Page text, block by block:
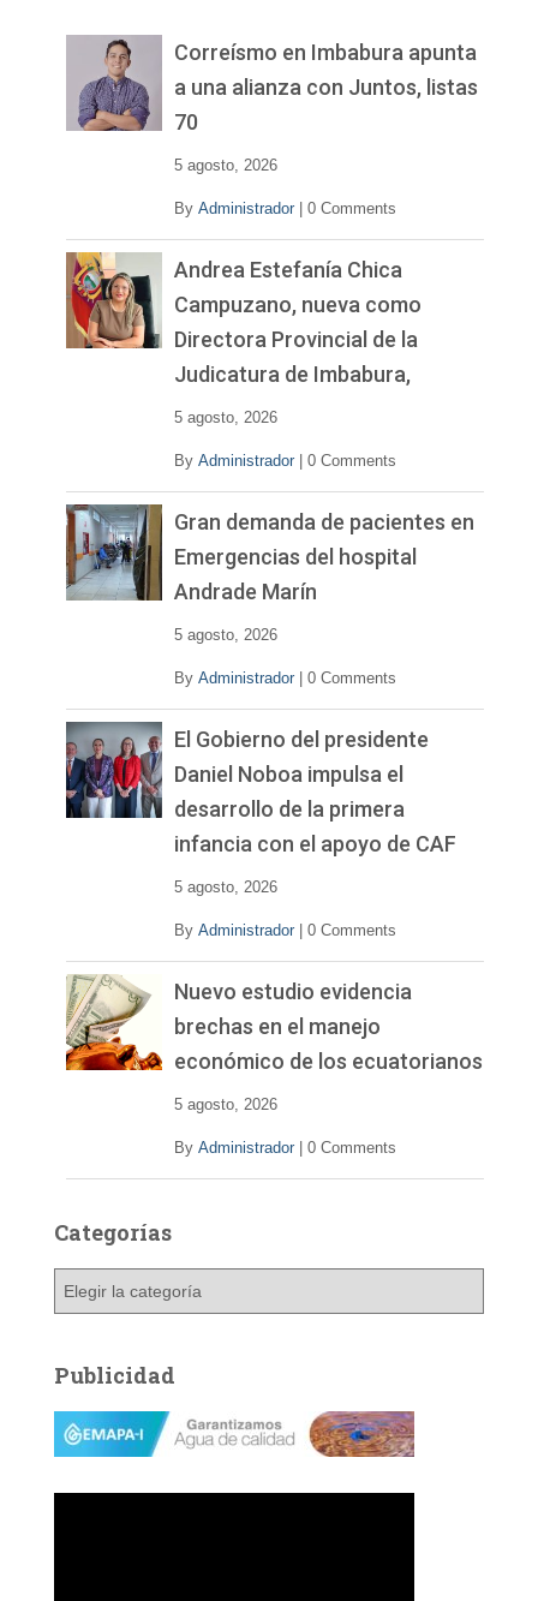
Correísmo en Imbabura apunta
a una alianza con Juntos, listas
70
5 agosto, 2026
By Administrador 0 Comments
Andrea Estefanía Chica
Campuzano, nueva como
Directora Provincial de la
Judicatura de Imbabura,
5 agosto, 2026
By Administrador 0 Comments
Gran demanda de pacientes en
Emergencias del hospital
Andrade Marín
5 agosto, 2026
By Administrador 0 Comments
El Gobierno del presidente
Daniel Noboa impulsa el
desarrollo de la primera
infancia con el apoyo de CAF
5 agosto, 2026
By Administrador 0 Comments
Nuevo estudio evidencia
brechas en el manejo
económico de los ecuatorianos
5 agosto, 2026
By Administrador 0 Comments
Categorías
g
o
a
Publicidad